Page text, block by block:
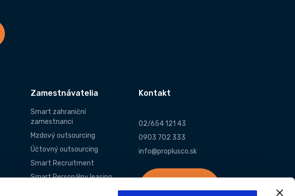
Zamestnávatelia
Smart zahraniční
zamestnanci
Mzdový outsourcing
Účtovný outsourcing
Smart Recruitment
Smart Personálny leasing
Kontakt
02/654 121 43
0903 702 333
info@proplusco.sk